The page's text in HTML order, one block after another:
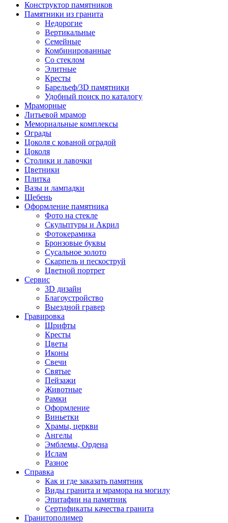
Конструктор памятников
Памятники из гранита
Недорогие
Вертикальные
Семейные
Комбинированные
Со стеклом
Элитные
Кресты
Барельеф/3D памятники
Удобный поиск по каталогу
Мраморные
Литьевой мрамор
Мемориальные комплексы
Ограды
Цоколя с кованой оградой
Цоколя
Столики и лавочки
Цветники
Плитка
Вазы и лампадки
Щебень
Оформление памятника
Фото на стекле
Скульптуры и Акрил
Фотокерамика
Бронзовые буквы
Сусальное золото
Скарпель и пескоструй
Цветной портрет
Сервис
3D дизайн
Благоустройство
Выездной гравер
Гравировка
Шрифты
Кресты
Цветы
Иконы
Свечи
Святые
Пейзажи
Животные
Рамки
Оформление
Виньетки
Храмы, церкви
Ангелы
Эмблемы, Ордена
Ислам
Разное
Справка
Как и где заказать памятник
Виды гранита и мрамора на могилу
Эпитафии на памятник
Сертификаты качества гранита
Гранитополимер